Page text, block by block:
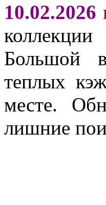
10.02.2026
Большой
теплых
месте.
лишние